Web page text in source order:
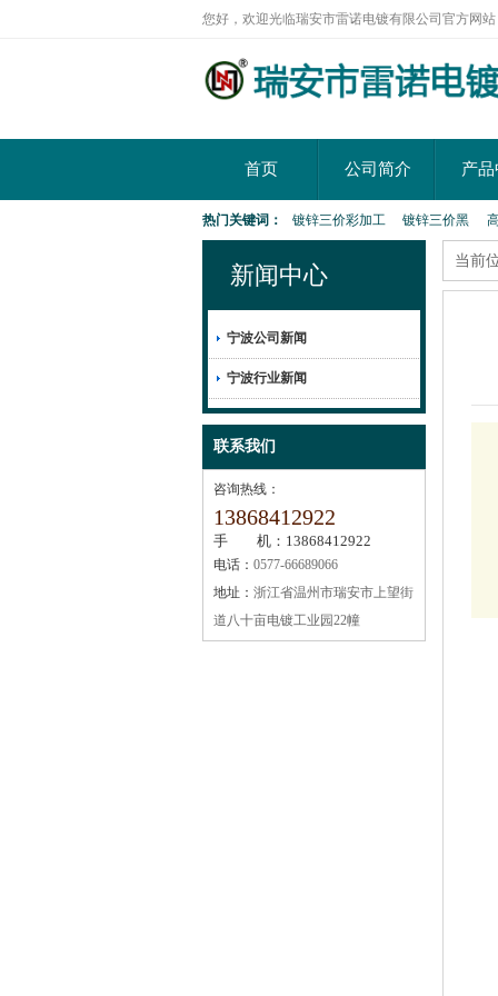
您好，欢迎光临瑞安市雷诺电镀有限公司官方网站
首页 公司简介 产
热门关键词： 镀锌三价彩加工 镀锌三价黑
新闻中心
宁波公司新闻
宁波行业新闻
联系我们
咨询热线：
13868412922
手 机：13868412922
电话： 0577-66689066
地址： 浙江省温州市瑞安市上望街
道八十亩电镀工业园22幢
当前